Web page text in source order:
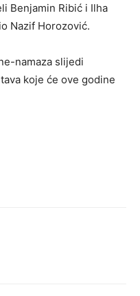
Benjamin Ribić i Ilha
Nazif Horozović.
namaza slijedi
koje će ove godine